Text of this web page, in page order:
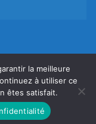
. Tous droits
parWordPress
la meilleure
à utiliser ce
êtes satisfait.